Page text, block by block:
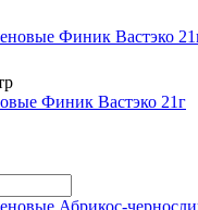
Финик Вастэко 21г